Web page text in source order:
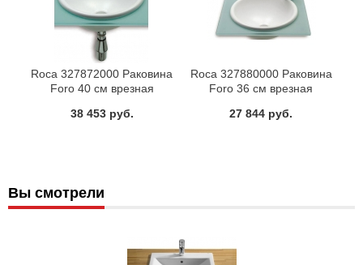
Roca 327872000 Раковина
Foro 40 см врезная
38 453 руб.
Roca 327880000 Раковина
Foro 36 см врезная
27 844 руб.
Вы смотрели